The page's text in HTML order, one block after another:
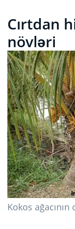
Cırtdan
növləri
Kokos ağacının